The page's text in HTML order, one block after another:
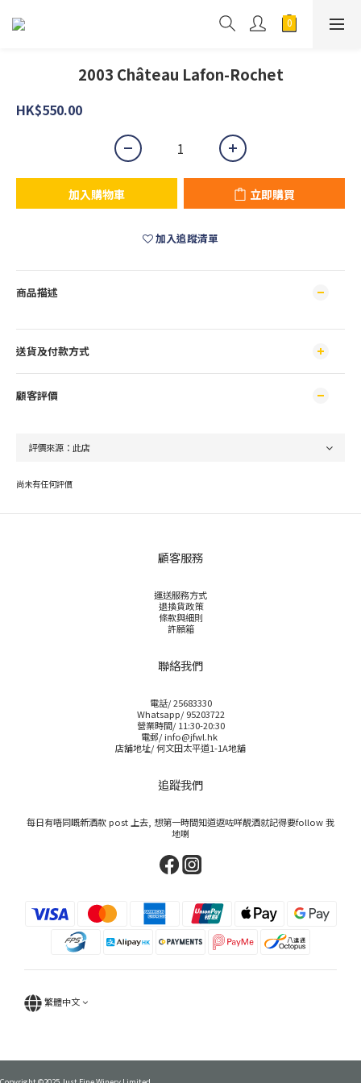
2003 Château Lafon-Rochet
HK$550.00
加入購物車 立即購買
加入追蹤清單
商品描述
送貨及付款方式
顧客評價
尚未有任何評價
顧客服務
運送服務方式
退換貨政策
條款與細則
許願箱
聯絡我們
電話/ 25683330
Whatsapp/ 95203722
營業時間/ 11:30-20:30
電郵/ info@jfwl.hk
店舖地址/ 何文田太平道1-1A地舖
追蹤我們
每日有唔同嘅新酒款 post 上去, 想第一時間知道返咗咩靚酒就記得要follow 我
地喇
繁體中文